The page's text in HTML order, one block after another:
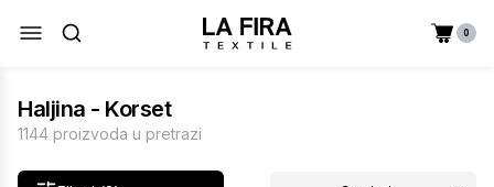
0
Haljina - Korset
1144 proizvoda u pretrazi